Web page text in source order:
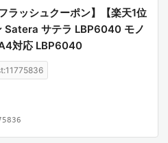
ラッシュクーポン】【楽天1位
Satera サテラ LBP6040 モノ
対応 LBP6040